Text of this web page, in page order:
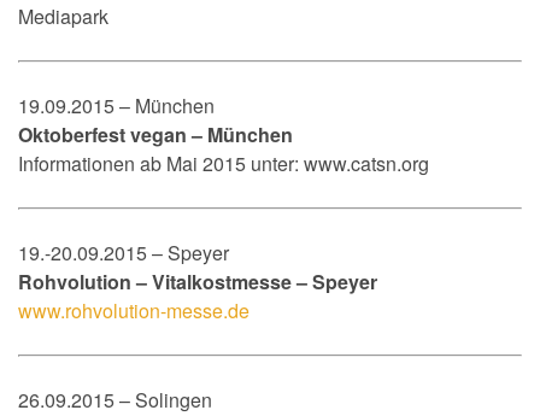
Mediapark
19.09.2015 – München
Oktoberfest vegan – München
Informationen ab Mai 2015 unter: www.catsn.org
19.-20.09.2015 – Speyer
Rohvolution – Vitalkostmesse – Speyer
www.rohvolution-messe.de
26.09.2015 – Solingen